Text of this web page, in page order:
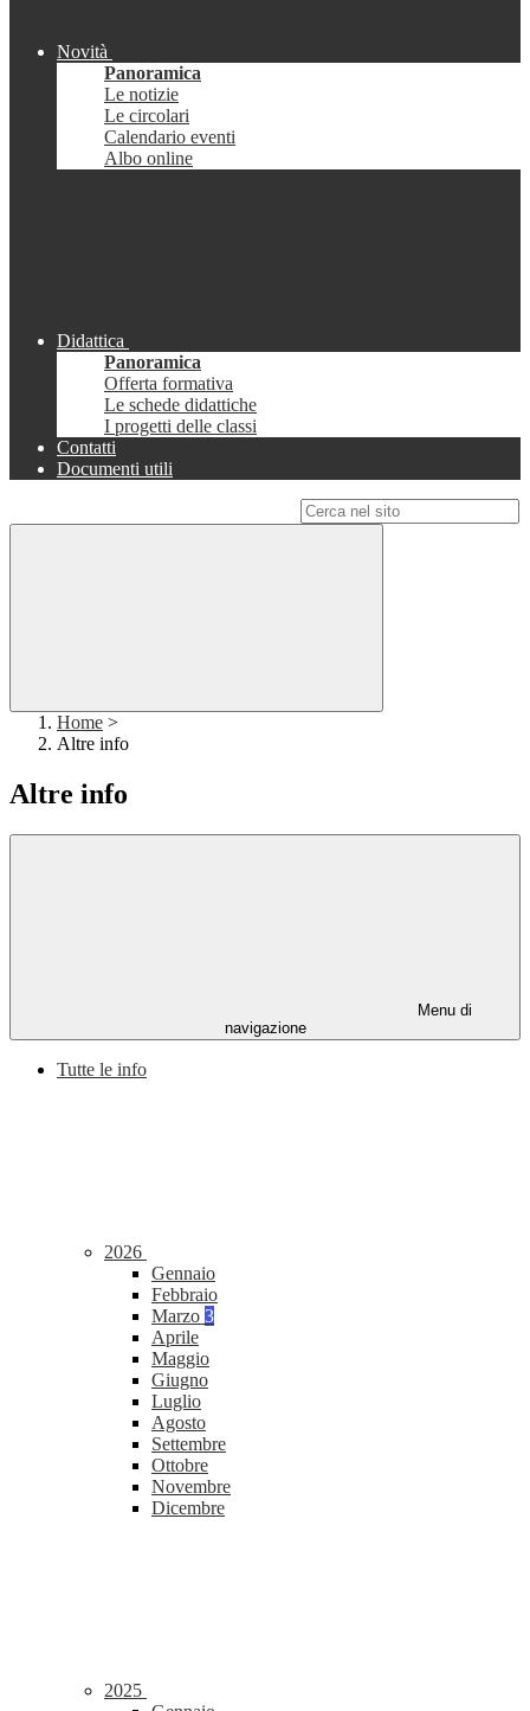
Novità
Panoramica
Le notizie
Le circolari
Calendario eventi
Albo online
Didattica
Panoramica
Offerta formativa
Le schede didattiche
I progetti delle classi
Contatti
Documenti utili
Home >
Altre info
Altre info
Menu di
navigazione
Tutte le info
2026
Gennaio
Febbraio
Marzo 3
Aprile
Maggio
Giugno
Luglio
Agosto
Settembre
Ottobre
Novembre
Dicembre
2025